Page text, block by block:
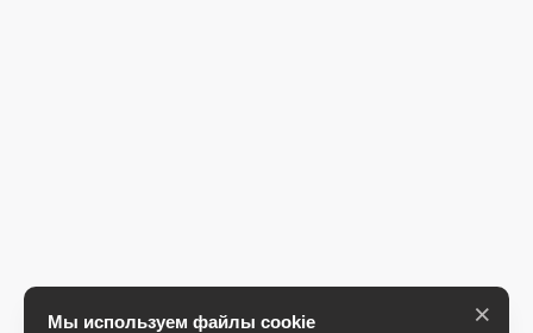
Мы используем файлы cookie ×